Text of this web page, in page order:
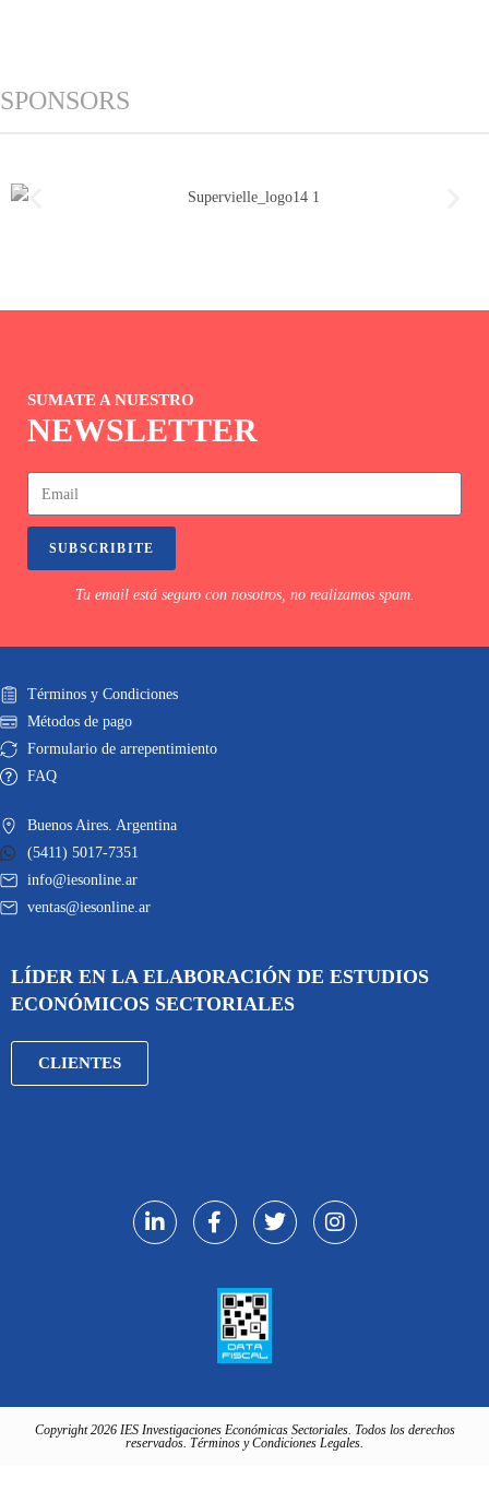
SPONSORS
SUMATE A NUESTRO
NEWSLETTER
SUBSCRIBITE
Tu email está seguro con nosotros, no realizamos spam.
Términos y Condiciones
Métodos de pago
Formulario de arrepentimiento
FAQ
Buenos Aires. Argentina
(5411) 5017-7351
info@iesonline.ar
ventas@iesonline.ar
LÍDER EN LA ELABORACIÓN DE ESTUDIOS
ECONÓMICOS SECTORIALES
CLIENTES
Copyright 2026 IES Investigaciones Económicas Sectoriales. Todos los derechos
reservados. Términos y Condiciones Legales.